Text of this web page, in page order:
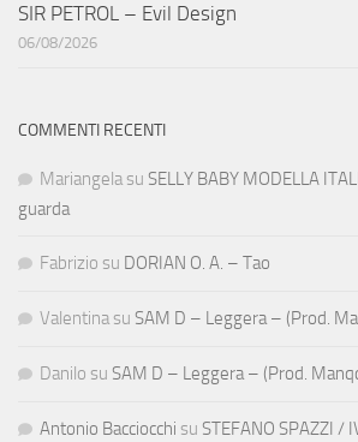
SIR PETROL – Evil Design
06/08/2026
COMMENTI RECENTI
Mariangela su SELLY BABY MODELLA
guarda
Fabrizio su DORIAN O. A. – Tao
Valentina su SAM D – Leggera – (Prod.
Danilo su SAM D – Leggera – (Prod.
Antonio Bacciocchi su STEFANO SPAZZI /